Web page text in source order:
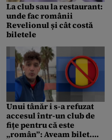
La club sau la restaurant:
unde fac românii
Revelionul și cât costă
biletele
Unui tânăr i s-a refuzat
accesul într-un club de
fițe pentru că este
„român”: Aveam bilet.